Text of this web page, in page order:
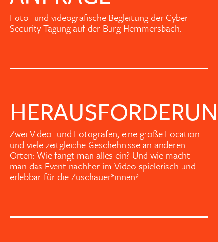
Foto- und videografische Begleitung der Cyber
Security Tagung auf der Burg Hemmersbach.
Zwei Video- und Fotografen, eine große Location
und viele zeitgleiche Geschehnisse an anderen
Orten: Wie fängt man alles ein? Und wie macht
man das Event nachher im Video spielerisch und
erlebbar für die Zuschauer*innen?